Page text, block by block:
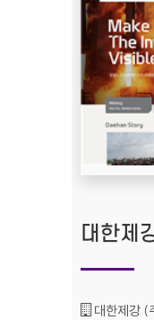
대한제
기관명 :
대한제강 (